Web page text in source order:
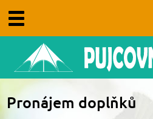
Pronájem doplňkůÚvod